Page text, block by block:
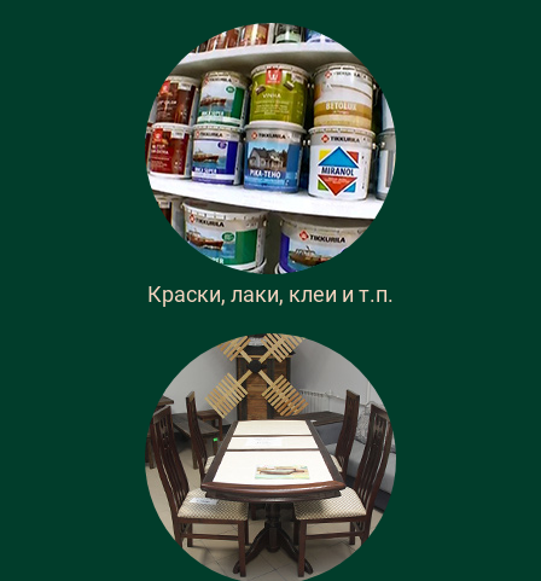
Краски, лаки, клеи и т.п.